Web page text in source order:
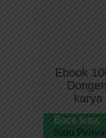
Ebook
karya
Baca juga:
Satu